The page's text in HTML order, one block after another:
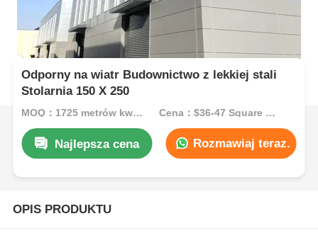
Odporny na wiatr Budownictwo z lekkiej stali
Stolarnia 150 X 250
MOQ：1725 metrów kwadratowych Cena：$36-47 Square Meters
Najlepsza cena Rozmawiaj teraz.
OPIS PRODUKTU